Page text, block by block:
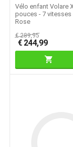
Vélo enfant Volare
pouces - 7 vitesses
Rose
€289,95
€ 244,99